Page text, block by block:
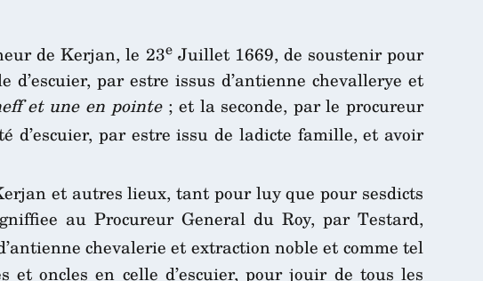
de Kerjan, le 23eJuillet 1669, de soustenir pour
par estre issus d’antienne chevallerye et
et une en pointe; et la seconde, par le procureur
par estre issu de ladicte famille, et avoir
et autres lieux, tant pour luy que pour sesdicts
au Procureur General du Roy, par Testard,
chevalerie et extraction noble et comme tel
et oncles en celle d’escuier, pour jouir de tous les